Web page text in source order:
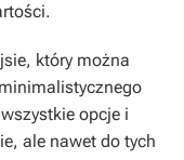
który można
opcje i
ale nawet do tych